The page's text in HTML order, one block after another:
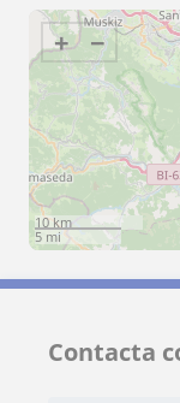
+ −
10 km
5 mi
Contacta